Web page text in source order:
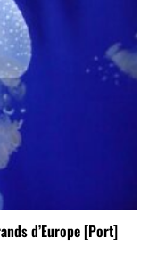
d’Europe [Port]